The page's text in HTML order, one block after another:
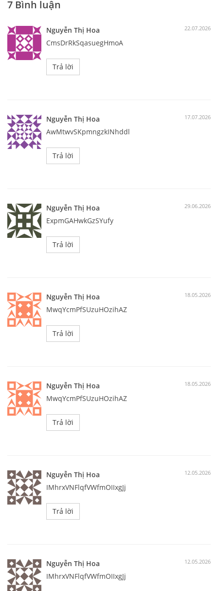
7 Bình luận
Nguyễn Thị Hoa 22.07.2026
CmsDrRkSqasuegHmoA
Trả lời
Nguyễn Thị Hoa 17.07.2026
AwMtwvSKpmngzkINhddl
Trả lời
Nguyễn Thị Hoa 29.06.2026
ExpmGAHwkGzSYufy
Trả lời
Nguyễn Thị Hoa 18.05.2026
MwqYcmPfSUzuHOzihAZ
Trả lời
Nguyễn Thị Hoa 18.05.2026
MwqYcmPfSUzuHOzihAZ
Trả lời
Nguyễn Thị Hoa 12.05.2026
IMhrxVNFlqfVWfmOIIxgJj
Trả lời
Nguyễn Thị Hoa 12.05.2026
IMhrxVNFlqfVWfmOIIxgJj